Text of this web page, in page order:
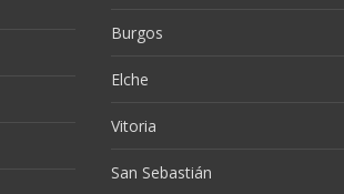
Burgos
Elche
Vitoria
San Sebastián